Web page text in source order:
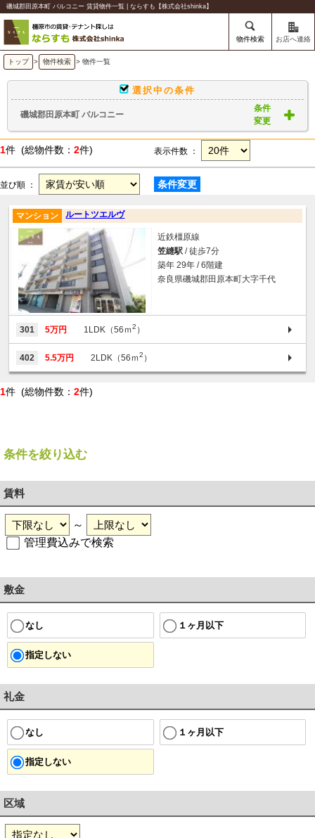
磯城郡田原本町 バルコニー 賃貸物件一覧 | ならすも【株式会社shinka】
物件検索 お店へ連絡
トップ > 物件検索 > 物件一覧
選択中の条件
磯城郡田原本町 バルコニー
条件
変更
1件 (総物件数： 2件) 表示件数 ：
並び順 ： 条件変更
ルートツエルヴ
マンション
近鉄橿原線
笠縫駅 / 徒歩7分
築年 29年 / 6階建
奈良県磯城郡田原本町大字千代
301 5万円 1LDK（56ｍ2 ）
402 5.5万円 2LDK（56ｍ2 ）
1件 (総物件数： 2件)
条件を絞り込む
賃料
～
管理費込みで検索
敷金
なし １ヶ月以下
指定しない
礼金
なし １ヶ月以下
指定しない
区域